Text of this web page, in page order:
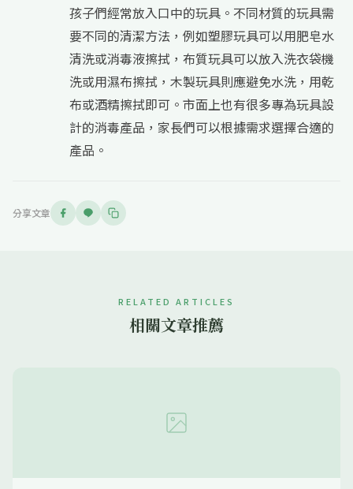
孩子們經常放入口中的玩具。不同材質的玩具需
要不同的清潔方法，例如塑膠玩具可以用肥皂水
清洗或消毒液擦拭，布質玩具可以放入洗衣袋機
洗或用濕布擦拭，木製玩具則應避免水洗，用乾
布或酒精擦拭即可。市面上也有很多專為玩具設
計的消毒產品，家長們可以根據需求選擇合適的
產品。
分享文章
RELATED ARTICLES
相關文章推薦